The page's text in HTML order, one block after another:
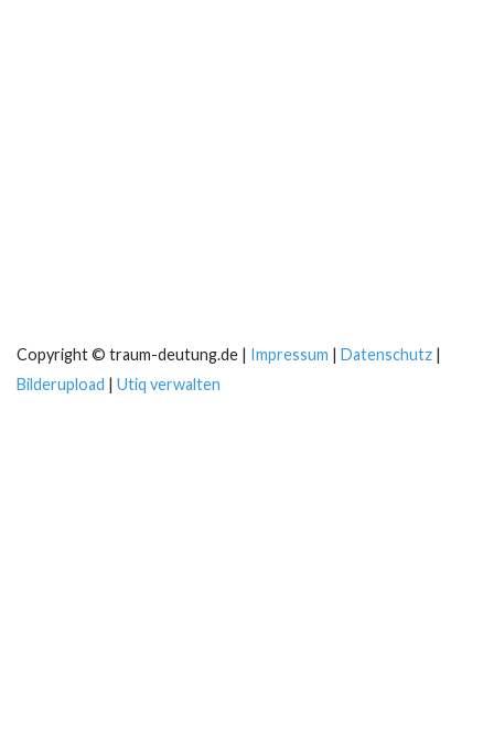
Copyright © traum-deutung.de | Impressum | Datenschutz |
Bilderupload | Utiq verwalten